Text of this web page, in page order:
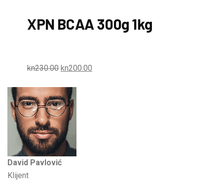
XPN BCAA 300g 1kg
kn230.00 kn200.00
David Pavlović
Klijent